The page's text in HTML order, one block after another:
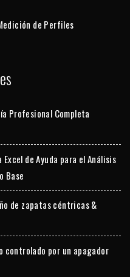
de Perfiles
Profesional Completa
de Ayuda para el Análisis
Base
de zapatas céntricas &
controlado por un apagador